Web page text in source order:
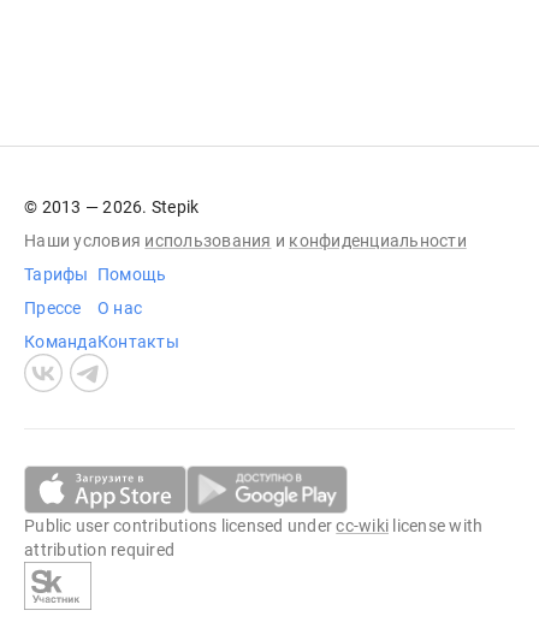
© 2013 — 2026. Stepik
Наши условия использования и конфиденциальности
Тарифы
Прессе
Команда
Помощь
О нас
Контакты
Public user contributions licensed undercc-wiki license with
attribution required